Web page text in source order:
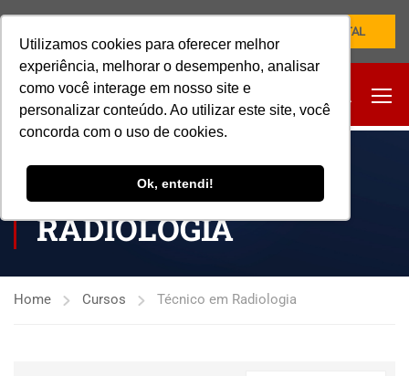
Utilizamos cookies para oferecer melhor
experiência, melhorar o desempenho, analisar
como você interage em nosso site e
personalizar conteúdo. Ao utilizar este site, você
concorda com o uso de cookies.
Ok, entendi!
NOVO PORTAL
TÉCNICO EM
RADIOLOGIA
Home Cursos Técnico em Radiologia